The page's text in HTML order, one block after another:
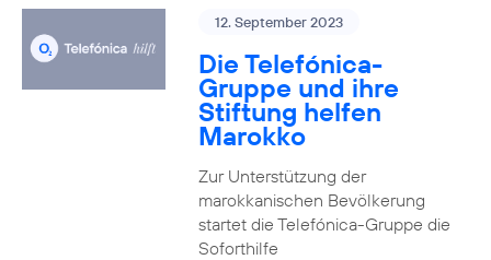
12. September 2023
Die Telefónica-
Gruppe und ihre
Stiftung helfen
Marokko
Zur Unterstützung der
marokkanischen Bevölkerung
startet die Telefónica-Gruppe die
Soforthilfe